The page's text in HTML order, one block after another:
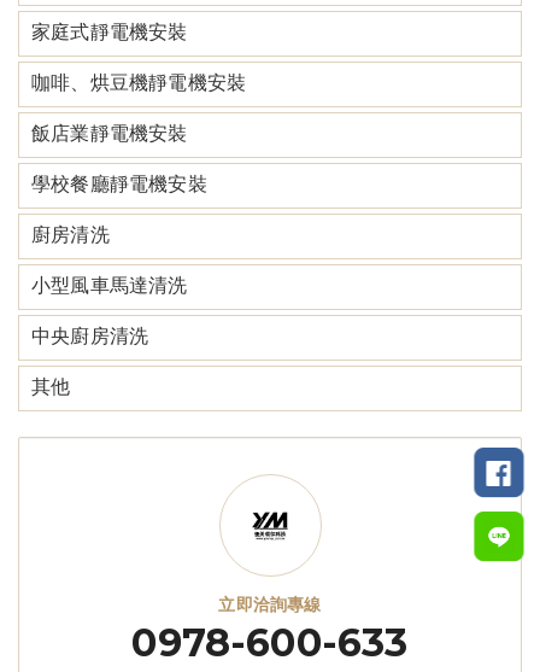
家庭式靜電機安裝
咖啡、烘豆機靜電機安裝
飯店業靜電機安裝
學校餐廳靜電機安裝
廚房清洗
小型風車馬達清洗
中央廚房清洗
其他
立即洽詢專線
0978-600-633